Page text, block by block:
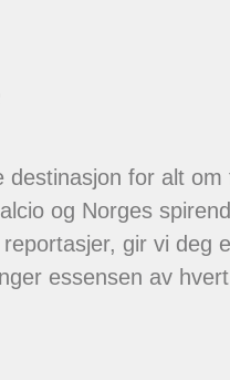
destinasjon for alt
og Norges
gir vi deg
essensen av